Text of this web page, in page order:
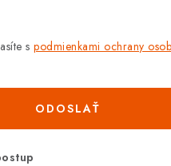
s podmienkami ochrany
ODOSLAŤ